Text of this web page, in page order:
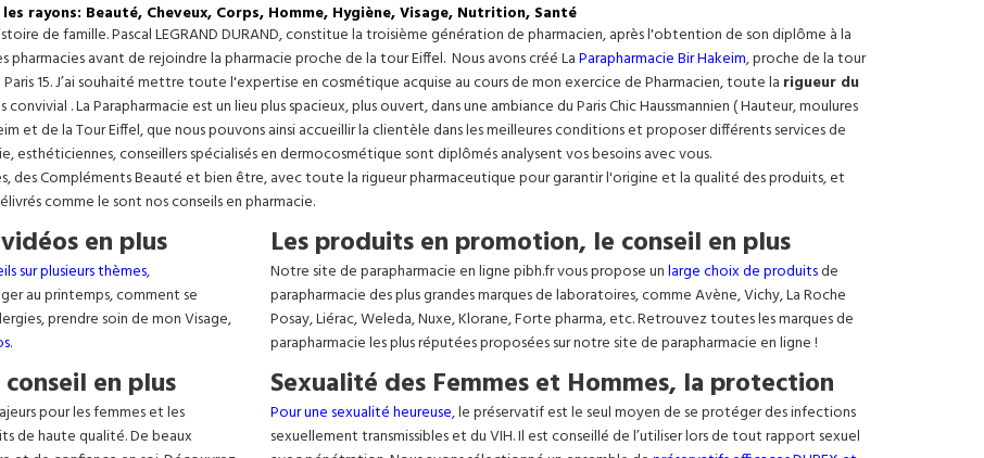
rayons: Beauté, Cheveux, Corps, Homme, Hygiène, Visage, Nutrition, Santé
de famille. Pascal LEGRAND DURAND, constitue la troisième génération de pharmacien, après l'obtention de son diplôme à la
pharmacies avant de rejoindre la pharmacie proche de la tour Eiffel. Nous avons créé LaParapharmacie Bir Hakeim, proche de la tour
15. J’ai souhaité mettre toute l'expertise en cosmétique acquise au cours de mon exercice de Pharmacien, toute la rigueur du
. La Parapharmacie est un lieu plus spacieux, plus ouvert, dans une ambiance du Paris Chic Haussmannien ( Hauteur, moulures
et de la Tour Eiffel, que nous pouvons ainsi accueillir la clientèle dans les meilleures conditions et proposer différents services de
esthéticiennes, conseillers spécialisés en dermocosmétique sont diplômés analysent vos besoins avec vous.
des Compléments Beauté et bien être, avec toute la rigueur pharmaceutique pour garantir l'origine et la qualité des produits, et
comme le sont nos conseils en pharmacie.
en plus
sur plusieurs thèmes,
au printemps, comment se
prendre soin de mon Visage,
.
Les produits en promotion, le conseil en plus
Notre site de parapharmacie en ligne pibh.fr vous propose unlarge choix de produitsde
parapharmacie des plus grandes marques de laboratoires, comme Avène, Vichy, La Roche
Posay, Liérac, Weleda, Nuxe, Klorane, Forte pharma, etc. Retrouvez toutes les marques de
parapharmacie les plus réputées proposées sur notre site de parapharmacie en ligne !
en plus
pour les femmes et les
de haute qualité. De beaux
Sexualité des Femmes et Hommes, la protection
Pour une sexualité heureuse, le préservatif est le seul moyen de se protéger des infections
sexuellement transmissibles et du VIH. Il est conseillé de l’utiliser lors de tout rapport sexuel